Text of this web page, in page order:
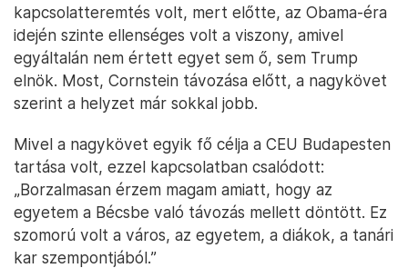
kapcsolatteremtés volt, mert előtte, az Obama-éra
idején szinte ellenséges volt a viszony, amivel
egyáltalán nem értett egyet sem ő, sem Trump
elnök. Most, Cornstein távozása előtt, a nagykövet
szerint a helyzet már sokkal jobb.
Mivel a nagykövet egyik fő célja a CEU Budapesten
tartása volt, ezzel kapcsolatban csalódott:
„Borzalmasan érzem magam amiatt, hogy az
egyetem a Bécsbe való távozás mellett döntött. Ez
szomorú volt a város, az egyetem, a diákok, a tanári
kar szempontjából.”